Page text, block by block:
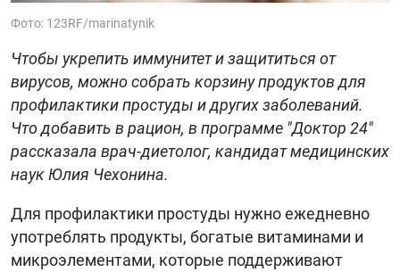
Фото: 123RF/marinatynik
Чтобы укрепить иммунитет и защититься от
вирусов, можно собрать корзину продуктов для
профилактики простуды и других заболеваний.
Что добавить в рацион, в программе "Доктор 24"
рассказала врач-диетолог, кандидат медицинских
наук Юлия Чехонина.
Для профилактики простуды нужно ежедневно
употреблять продукты, богатые витаминами и
микроэлементами, которые поддерживают